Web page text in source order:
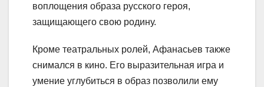
воплощения образа русского героя,
защищающего свою родину.
Кроме театральных ролей, Афанасьев также
снимался в кино. Его выразительная игра и
умение углубиться в образ позволили ему